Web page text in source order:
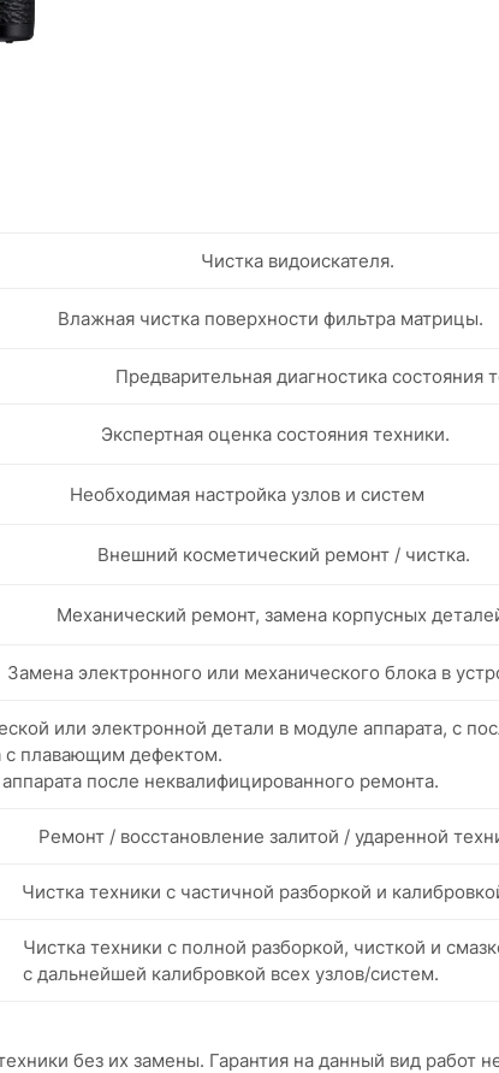
Чистка видоискателя.
Влажная чистка поверхности фильтра матрицы.
Предварительная диагностика состояния
Экспертная оценка состояния техники.
Необходимая настройка узлов и систем
Внешний косметический ремонт / чистка.
Механический ремонт, замена корпусных
Замена электронного или механического блока в
или электронной детали в модуле аппарата, с
с плавающим дефектом.
после неквалифицированного ремонта.
Ремонт / восстановление залитой / ударенной
Чистка техники с частичной разборкой и
Чистка техники с полной разборкой, чисткой и
с дальнейшей калибровкой всех узлов/систем.
без их замены. Гарантия на данный вид работ